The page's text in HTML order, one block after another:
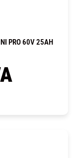
PRO 60V 25AH